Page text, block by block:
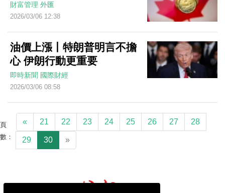
財富管理 外匯
2026/03/06 12:38
油價上漲丨特朗普明言不擔
心 伊朗行動更重要
即時新聞 國際財經
2026/03/06 08:58
頁
數：
« 21 22 23 24 25 26 27 28
29 30 »